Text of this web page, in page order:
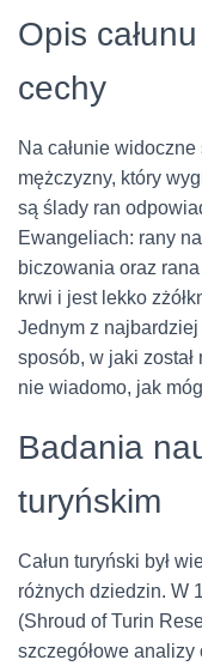
Opis
cechy
Na całunie
mężczyzny, który
są ślady ran
Ewangeliach: rany
biczowania oraz
krwi i jest lekko
Jednym z
sposób, w jaki
nie wiadomo, jak
Badania
turyńskim
Całun turyński był
różnych dziedzin. W
(Shroud of Turin
szczegółowe analizy